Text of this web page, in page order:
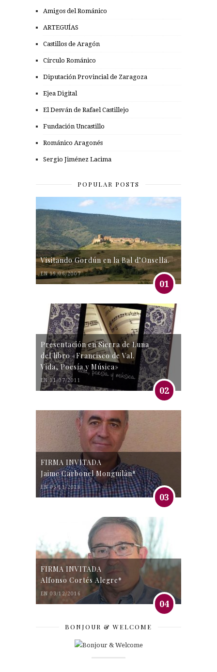
Amigos del Románico
ARTEGUÍAS
Castillos de Aragón
Círculo Románico
Diputación Provincial de Zaragoza
Ejea Digital
El Desván de Rafael Castillejo
Fundación Uncastillo
Románico Aragonés
Sergio Jiménez Lacima
POPULAR POSTS
Visitando Gordún en la Bal d’Onsella.
EN 19/06/2007
01
Presentación en Sierra de Luna
del libro «Francisco de Val.
Vida, Poesía y Música»
EN 31/07/2011
02
FIRMA INVITADA
Jaime Carbonel Monguilán*
EN 05/11/2016
03
FIRMA INVITADA
Alfonso Cortés Alegre*
EN 03/12/2016
04
BONJOUR & WELCOME